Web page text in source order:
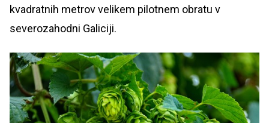
kvadratnih metrov velikem pilotnem obratu v
severozahodni Galiciji.